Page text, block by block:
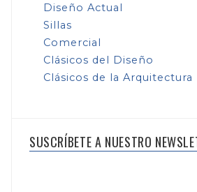
Diseño Actual
Sillas
Comercial
Clásicos del Diseño
Clásicos de la Arquitectura
SUSCRÍBETE A NUESTRO